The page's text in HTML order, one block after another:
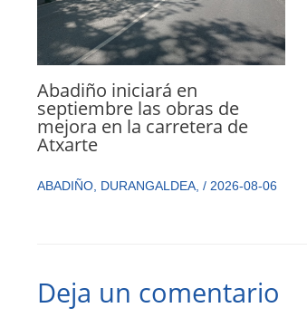
Abadiño iniciará en
septiembre las obras de
mejora en la carretera de
Atxarte
ABADIÑO, DURANGALDEA, / 2026-08-06
Deja un comentario